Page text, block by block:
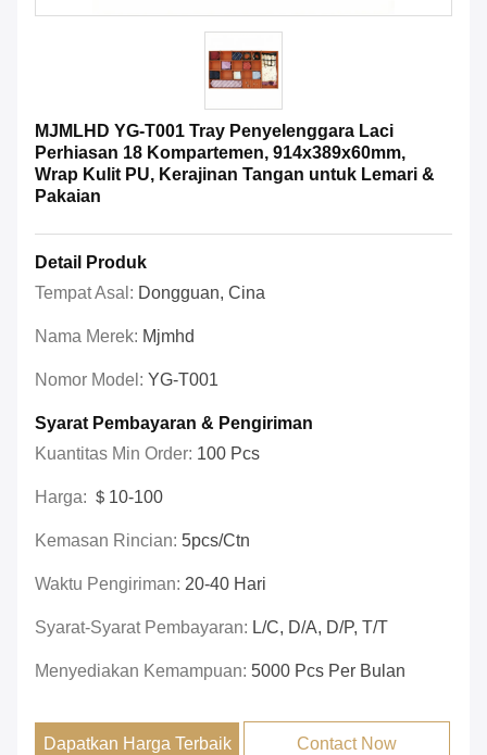
MJMLHD YG-T001 Tray Penyelenggara Laci
Perhiasan 18 Kompartemen, 914x389x60mm,
Wrap Kulit PU, Kerajinan Tangan untuk Lemari &
Pakaian
Detail Produk
Tempat Asal: Dongguan, Cina
Nama Merek: Mjmhd
Nomor Model: YG-T001
Syarat Pembayaran & Pengiriman
Kuantitas Min Order: 100 Pcs
Harga: ＄10-100
Kemasan Rincian: 5pcs/ctn
Waktu Pengiriman: 20-40 Hari
Syarat-Syarat Pembayaran: L/c, D/a, D/p, T/t
Menyediakan Kemampuan: 5000 Pcs Per Bulan
Dapatkan Harga Terbaik Contact Now